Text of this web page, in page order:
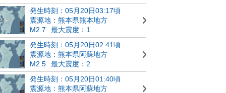
発生時刻：05月20日03:17頃
震源地：熊本県熊本地方
M2.7
最大震度：1
発生時刻：05月20日02:41頃
震源地：熊本県阿蘇地方
M2.5
最大震度：2
発生時刻：05月20日01:40頃
震源地：熊本県阿蘇地方